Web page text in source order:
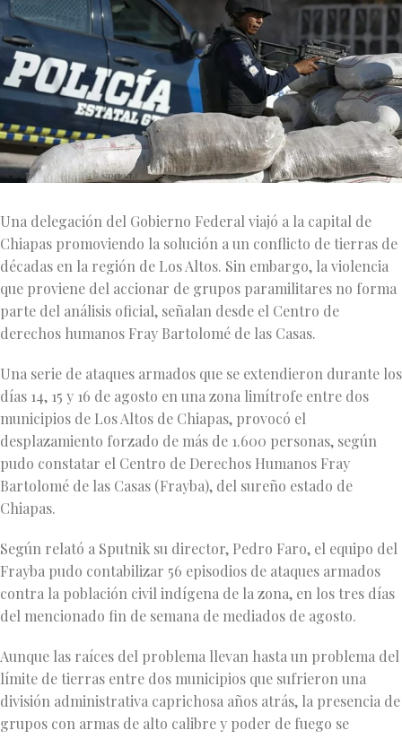
Una delegación del Gobierno Federal viajó a la capital de
Chiapas promoviendo la solución a un conflicto de tierras de
décadas en la región de Los Altos. Sin embargo, la violencia
que proviene del accionar de grupos paramilitares no forma
parte del análisis oficial, señalan desde el Centro de
derechos humanos Fray Bartolomé de las Casas.
Una serie de ataques armados que se extendieron durante los
días 14, 15 y 16 de agosto en una zona limítrofe entre dos
municipios de Los Altos de Chiapas, provocó el
desplazamiento forzado de más de 1.600 personas, según
pudo constatar el Centro de Derechos Humanos Fray
Bartolomé de las Casas (Frayba), del sureño estado de
Chiapas.
Según relató a Sputnik su director, Pedro Faro, el equipo del
Frayba pudo contabilizar 56 episodios de ataques armados
contra la población civil indígena de la zona, en los tres días
del mencionado fin de semana de mediados de agosto.
Aunque las raíces del problema llevan hasta un problema del
límite de tierras entre dos municipios que sufrieron una
división administrativa caprichosa años atrás, la presencia de
grupos con armas de alto calibre y poder de fuego se